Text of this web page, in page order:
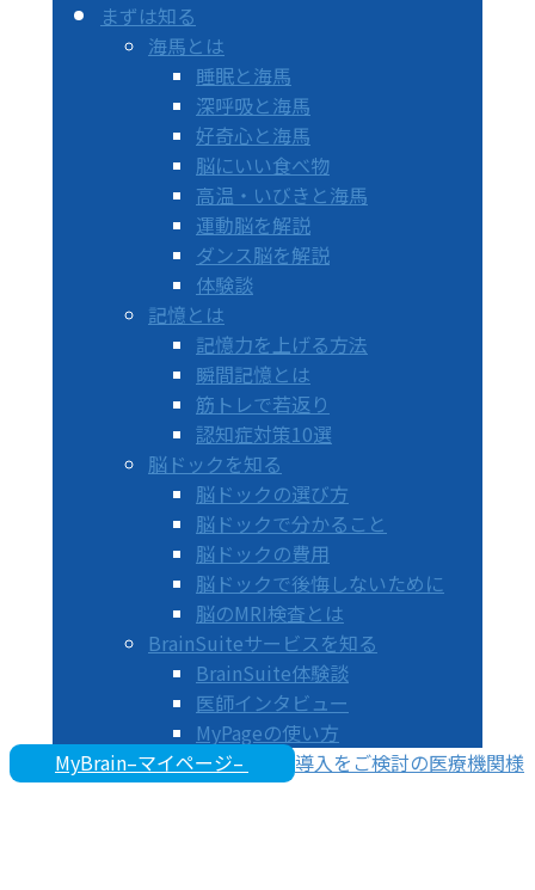
まずは知る
海馬とは
睡眠と海馬
深呼吸と海馬
好奇心と海馬
脳にいい食べ物
高温・いびきと海馬
運動脳を解説
ダンス脳を解説
体験談
記憶とは
記憶力を上げる方法
瞬間記憶とは
筋トレで若返り
認知症対策10選
脳ドックを知る
脳ドックの選び方
脳ドックで分かること
脳ドックの費用
脳ドックで後悔しないために
脳のMRI検査とは
BrainSuiteサービスを知る
BrainSuite体験談
医師インタビュー
MyPageの使い方
MyBrain–マイページ–
導入をご検討の医療機関様